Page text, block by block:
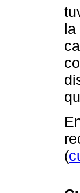
la
(